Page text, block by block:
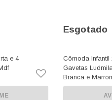
e 4
Esgotado
Cômoda Infantil
Gavetas
Branca e